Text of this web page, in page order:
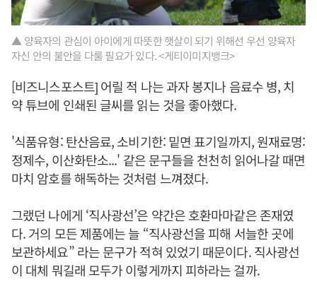
▲ 양육자의 관심이 아이에게 따뜻한 햇살이 되기 위해선 우선 양육자
자신 안의 불안을 다룰 필요가 있다. <게티이미지뱅크>
[비즈니스포스트] 어릴 적 나는 과자 봉지나 음료수 병, 치
약 튜브에 인쇄된 글씨를 읽는 것을 좋아했다.
'식품유형: 탄산음료, 소비기한: 밑면 표기일까지, 원재료명:
정제수, 이산화탄소...' 같은 문구들을 천천히 읽어나갈 때면
마치 암호를 해독하는 것처럼 느껴졌다.
그랬던 나에게 ‘직사광선’은 약간은 호환마마같은 존재였
다. 거의 모든 제품에는 늘 “직사광선을 피해 서늘한 곳에
보관하세요” 라는 문구가 적혀 있었기 때문이다. 직사광선
이 대체 뭐길래 모두가 이렇게까지 피하라는 걸까.